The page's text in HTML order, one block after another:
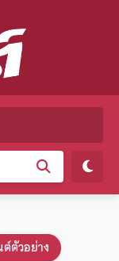
ตัวอย่าง